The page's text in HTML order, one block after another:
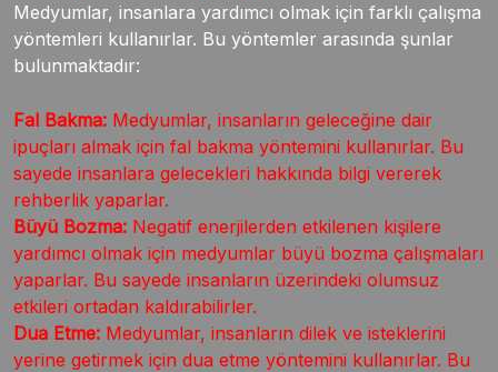
Medyumlar, insanlara yardımcı olmak için farklı çalışma
yöntemleri kullanırlar. Bu yöntemler arasında şunlar
bulunmaktadır:
Fal Bakma: Medyumlar, insanların geleceğine dair
ipuçları almak için fal bakma yöntemini kullanırlar. Bu
sayede insanlara gelecekleri hakkında bilgi vererek
rehberlik yaparlar.
Büyü Bozma: Negatif enerjilerden etkilenen kişilere
yardımcı olmak için medyumlar büyü bozma çalışmaları
yaparlar. Bu sayede insanların üzerindeki olumsuz
etkileri ortadan kaldırabilirler.
Dua Etme: Medyumlar, insanların dilek ve isteklerini
yerine getirmek için dua etme yöntemini kullanırlar. Bu